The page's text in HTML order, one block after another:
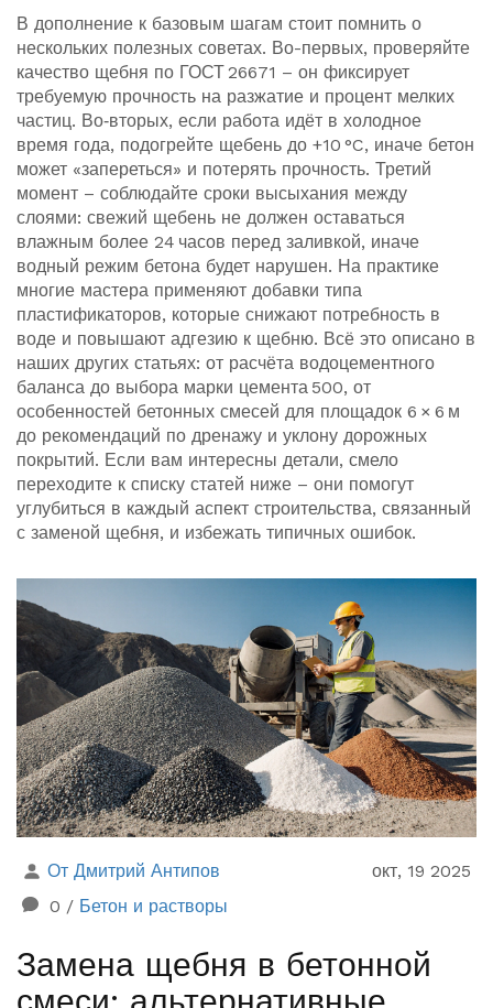
В дополнение к базовым шагам стоит помнить о
нескольких полезных советах. Во-первых, проверяйте
качество щебня по ГОСТ 26671 – он фиксирует
требуемую прочность на разжатие и процент мелких
частиц. Во‑вторых, если работа идёт в холодное
время года, подогрейте щебень до +10 °C, иначе бетон
может «запереться» и потерять прочность. Третий
момент – соблюдайте сроки высыхания между
слоями: свежий щебень не должен оставаться
влажным более 24 часов перед заливкой, иначе
водный режим бетона будет нарушен. На практике
многие мастера применяют добавки типа
пластификаторов, которые снижают потребность в
воде и повышают адгезию к щебню. Всё это описано в
наших других статьях: от расчёта водоцементного
баланса до выбора марки цемента 500, от
особенностей бетонных смесей для площадок 6 × 6 м
до рекомендаций по дренажу и уклону дорожных
покрытий. Если вам интересны детали, смело
переходите к списку статей ниже – они помогут
углубиться в каждый аспект строительства, связанный
с заменой щебня, и избежать типичных ошибок.
От Дмитрий Антипов
окт, 19 2025
0 / Бетон и растворы
Замена щебня в бетонной